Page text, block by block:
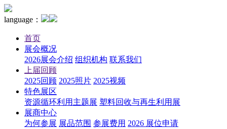
language：
首页
展会概况
2026展会介绍 组织机构 联系我们
上届回顾
2025回顾 2025照片 2025视频
特色展区
资源循环利用主题展 塑料回收与再生利用展
展商中心
为何参展 展品范围 参展费用 2026 展位申请